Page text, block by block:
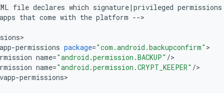
file declares which signature| privileged permissions
apps that come with the platform -->
>
-permissions package="com.android.backupconfirm" >
name="android.permission.BACKUP" />
name="android.permission.CRYPT_KEEPER" />
-permissions>